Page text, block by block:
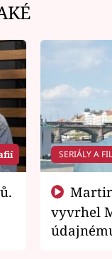
SERIÁLY A
vyvrhel